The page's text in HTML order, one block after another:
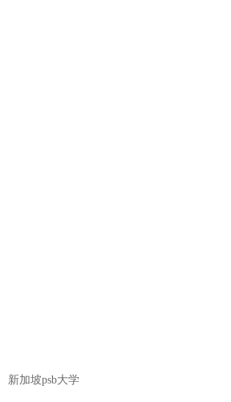
新加坡psb大学